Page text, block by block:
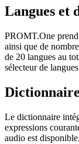
Langues et
PROMT.One
ainsi que de
de 20 langues au
sélecteur de
Le dictionnaire
expressions
audio est disponible.